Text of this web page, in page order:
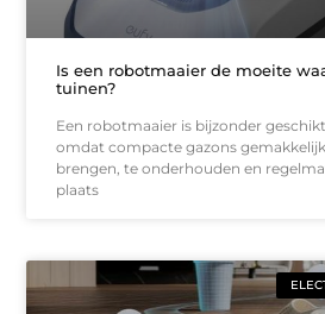
Is een robotmaaier de moeite
tuinen?
Een robotmaaier is bijzonder
omdat compacte gazons
brengen, te onderhouden en
plaats